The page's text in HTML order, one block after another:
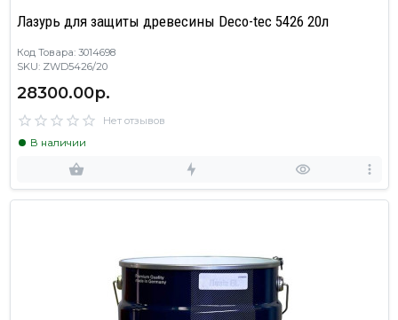
Лазурь для защиты древесины Deco-tec 5426 20л
Код Товара: 3014698
SKU: ZWD5426/20
28300.00р.
Нет отзывов
В наличии